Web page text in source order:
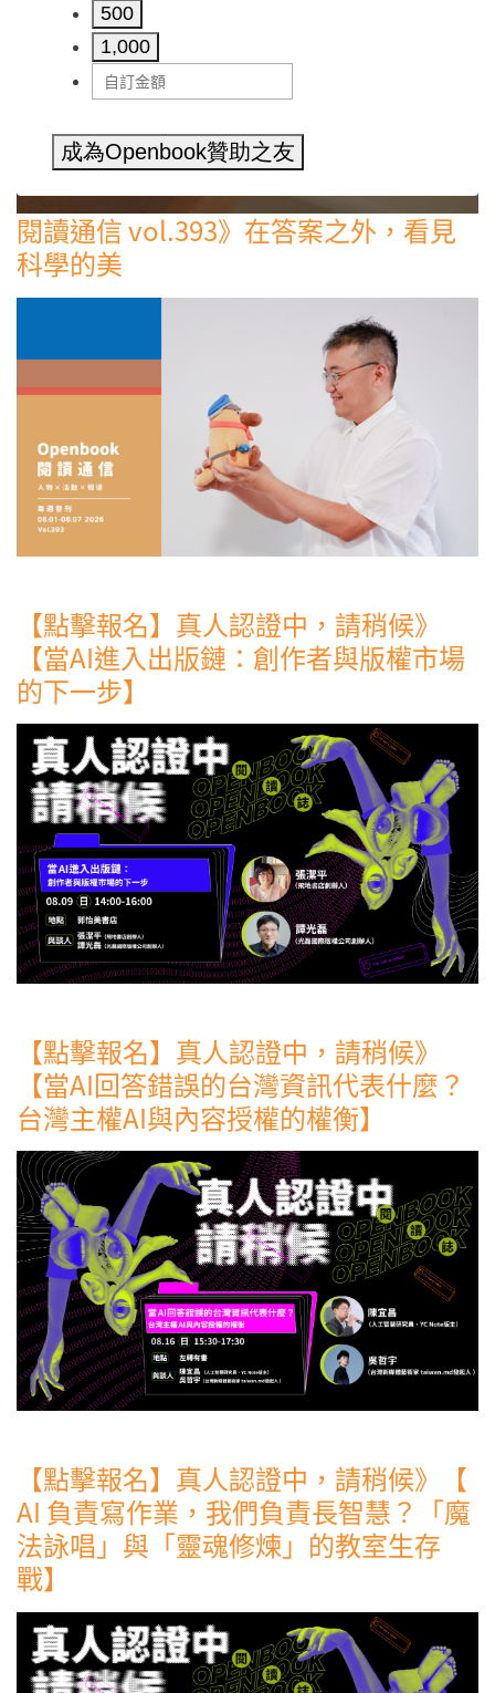
500
1,000
成為Openbook贊助之友
閱讀通信 vol.393》在答案之外，看見
科學的美
【點擊報名】真人認證中，請稍候》
【當AI進入出版鏈：創作者與版權市場
的下一步】
【點擊報名】真人認證中，請稍候》
【當AI回答錯誤的台灣資訊代表什麼？
台灣主權AI與內容授權的權衡】
【點擊報名】真人認證中，請稍候》【
AI 負責寫作業，我們負責長智慧？「魔
法詠唱」與「靈魂修煉」的教室生存
戰】